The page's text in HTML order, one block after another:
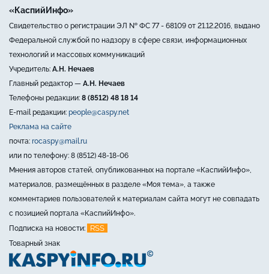
«КаспийИнфо»
Свидетельство о регистрации ЭЛ № ФС 77 - 68109 от 21.12.2016, выдано
Федеральной службой по надзору в сфере связи, информационных
технологий и массовых коммуникаций
Учредитель: А.Н. Нечаев
Главный редактор — А.Н. Нечаев
Телефоны редакции: 8 (8512) 48 18 14
E-mail редакции: people@caspy.net
Реклама на сайте
почта: rocaspy@mail.ru
или по телефону: 8 (8512) 48-18-06
Мнения авторов статей, опубликованных на портале «КаспийИнфо»,
материалов, размещённых в разделе «Моя тема», а также
комментариев пользователей к материалам сайта могут не совпадать
с позицией портала «КаспийИнфо».
Подписка на новости:
RSS
Товарный знак